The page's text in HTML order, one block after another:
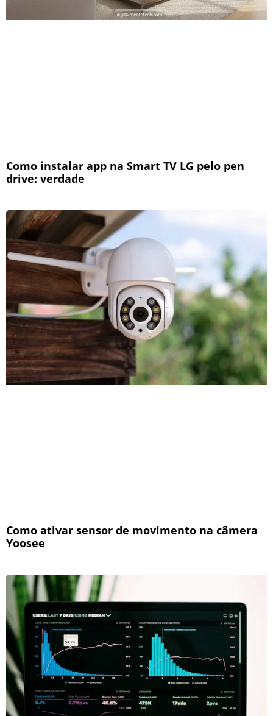
Como instalar app na Smart TV LG pelo pen
drive: verdade
Como ativar sensor de movimento na câmera
Yoosee